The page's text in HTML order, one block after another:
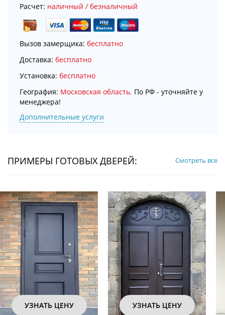
Расчет: наличный / безналичный
Вызов замерщика: бесплатно
Доставка: бесплатно
Установка: бесплатно
География: Московская область. По РФ - уточняйте у
менеджера!
Дополнительные услуги
ПРИМЕРЫ ГОТОВЫХ ДВЕРЕЙ: Смотреть все
УЗНАТЬ ЦЕНУ УЗНАТЬ ЦЕНУ